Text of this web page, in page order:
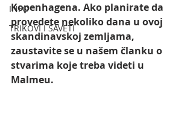
INFO
TRIKOVI I SAVETI
Kopenhagena. Ako planirate da
provedete nekoliko dana u ovoj
skandinavskoj zemljama,
zaustavite se u našem članku o
stvarima koje treba videti u
Malmeu.